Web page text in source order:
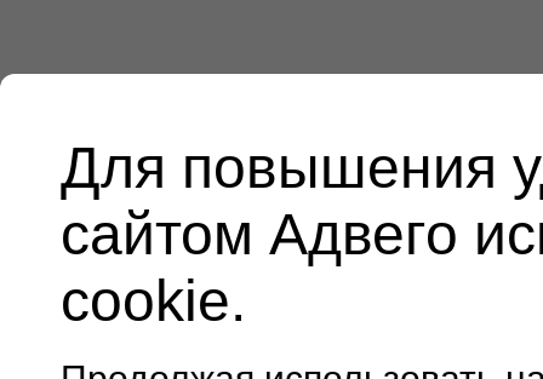
Для повышения
сайтом Адвего
cookie.